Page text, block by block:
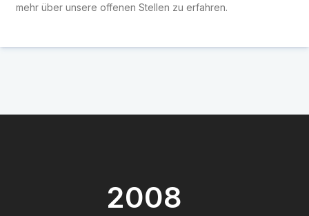
mehr über unsere offenen Stellen zu erfahren.
2008